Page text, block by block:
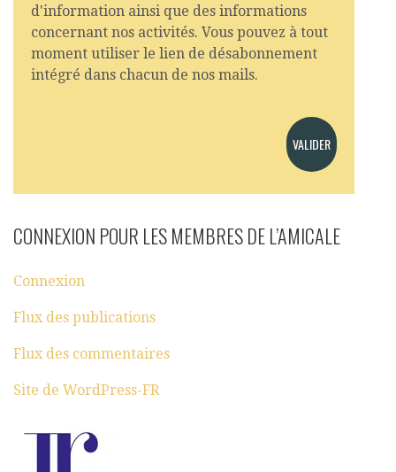
d'information ainsi que des informations
concernant nos activités. Vous pouvez à tout
moment utiliser le lien de désabonnement
intégré dans chacun de nos mails.
CONNEXION POUR LES MEMBRES DE L’AMICALE
Connexion
Flux des publications
Flux des commentaires
Site de WordPress-FR